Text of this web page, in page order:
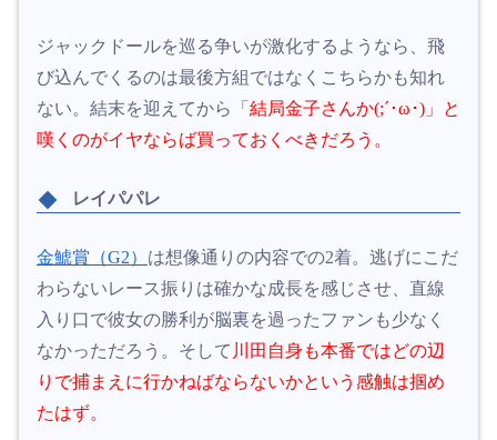
ジャックドールを巡る争いが激化するようなら、飛
び込んでくるのは最後方組ではなくこちらかも知れ
ない。結末を迎えてから「 結局金子さんか(;´･ω･)」と
嘆くのがイヤならば買っておくべきだろう。
レイパパレ
金鯱賞（G2） は想像通りの内容での2着。逃げにこだ
わらないレース振りは確かな成長を感じさせ、直線
入り口で彼女の勝利が脳裏を過ったファンも少なく
なかっただろう。そして 川田自身も本番ではどの辺
りで捕まえに行かねばならないかという感触は掴め
たはず。